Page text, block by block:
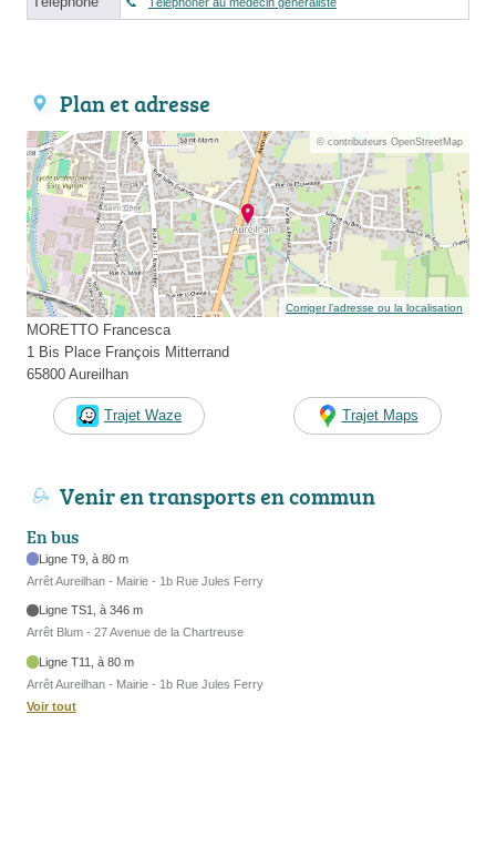
Plan et adresse
© contributeurs OpenStreetMap
Corriger l’adresse ou la localisation
MORETTO Francesca
1 Bis Place François Mitterrand
65800 Aureilhan
Trajet Waze Trajet Maps
Venir en transports en commun
En bus
Ligne T9, à 80 m
Arrêt Aureilhan - Mairie - 1b Rue Jules Ferry
Ligne TS1, à 346 m
Arrêt Blum - 27 Avenue de la Chartreuse
Ligne T11, à 80 m
Arrêt Aureilhan - Mairie - 1b Rue Jules Ferry
Voir tout